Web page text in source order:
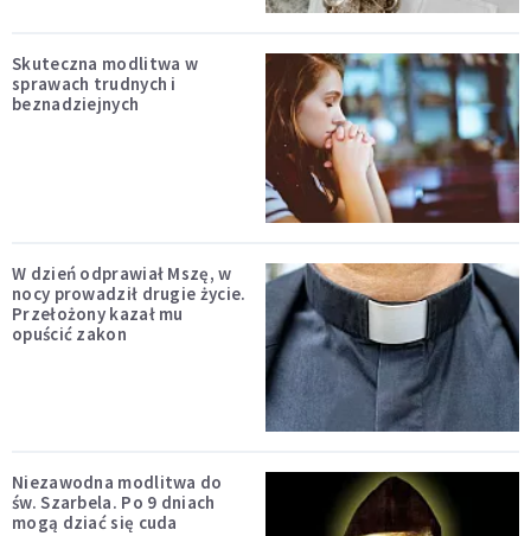
Skuteczna modlitwa w
sprawach trudnych i
beznadziejnych
W dzień odprawiał Mszę, w
nocy prowadził drugie życie.
Przełożony kazał mu
opuścić zakon
Niezawodna modlitwa do
św. Szarbela. Po 9 dniach
mogą dziać się cuda